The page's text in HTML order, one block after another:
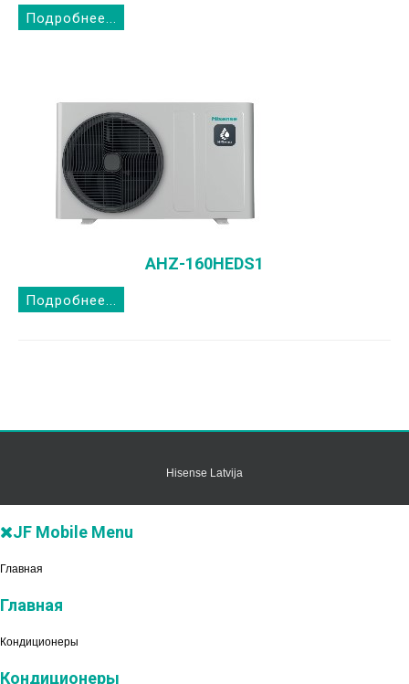
Подробнее...
AHZ-160HEDS1
Подробнее...
Hisense Latvija
JF Mobile Menu
Главная
Главная
Кондиционеры
Кондиционеры